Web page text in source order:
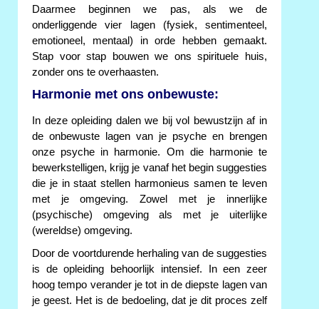
Daarmee beginnen we pas, als we de
onderliggende vier lagen (fysiek, sentimenteel,
emotioneel, mentaal) in orde hebben gemaakt.
Stap voor stap bouwen we ons spirituele huis,
zonder ons te overhaasten.
Harmonie met ons onbewuste:
In deze opleiding dalen we bij vol bewustzijn af in
de onbewuste lagen van je psyche en brengen
onze psyche in harmonie. Om die harmonie te
bewerkstelligen, krijg je vanaf het begin suggesties
die je in staat stellen harmonieus samen te leven
met je omgeving. Zowel met je innerlijke
(psychische) omgeving als met je uiterlijke
(wereldse) omgeving.
Door de voortdurende herhaling van de suggesties
is de opleiding behoorlijk intensief. In een zeer
hoog tempo verander je tot in de diepste lagen van
je geest. Het is de bedoeling, dat je dit proces zelf